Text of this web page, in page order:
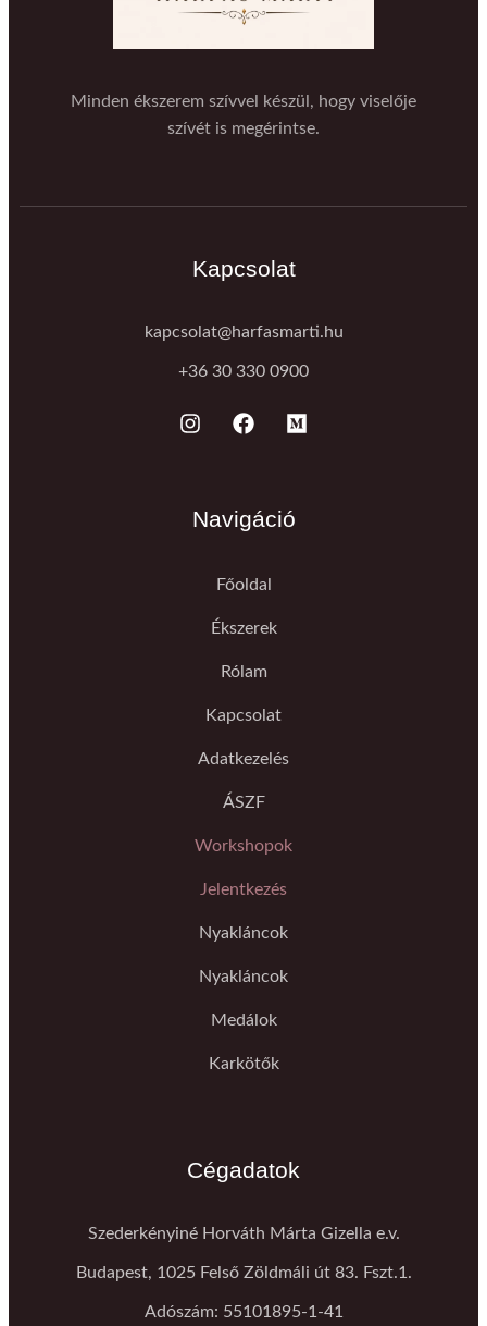
Minden ékszerem szívvel készül, hogy viselője
szívét is megérintse.
Kapcsolat
kapcsolat@harfasmarti.hu
+36 30 330 0900
Navigáció
Főoldal
Ékszerek
Rólam
Kapcsolat
Adatkezelés
ÁSZF
Workshopok
Jelentkezés
Nyakláncok
Nyakláncok
Medálok
Karkötők
Cégadatok
Szederkényiné Horváth Márta Gizella e.v.
Budapest, 1025 Felső Zöldmáli út 83. Fszt.1.
Adószám: 55101895-1-41